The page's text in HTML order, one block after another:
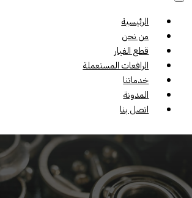
الرئيسية
من نحن
قطع الغيار
الرافعات المستعملة
خدماتنا
المدونة
اتصل بنا